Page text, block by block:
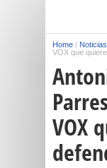
Home / Noticias
VOX que
VOX